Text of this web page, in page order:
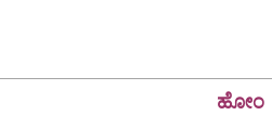
ಹೋಂ